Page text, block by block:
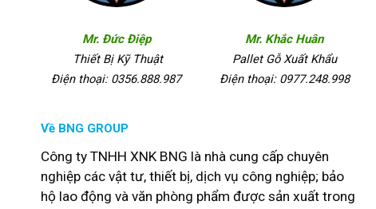
Mr. Đức Điệp
Thiết Bị Kỹ Thuật
Điện thoại: 0356.888.987
Mr. Khắc Huân
Pallet Gỗ Xuất Khẩu
Điện thoại: 0977.248.998
Về BNG GROUP
Công ty TNHH XNK BNG là nhà cung cấp chuyên
nghiệp các vật tư, thiết bị, dịch vụ công nghiệp; bảo
hộ lao động và văn phòng phẩm được sản xuất trong